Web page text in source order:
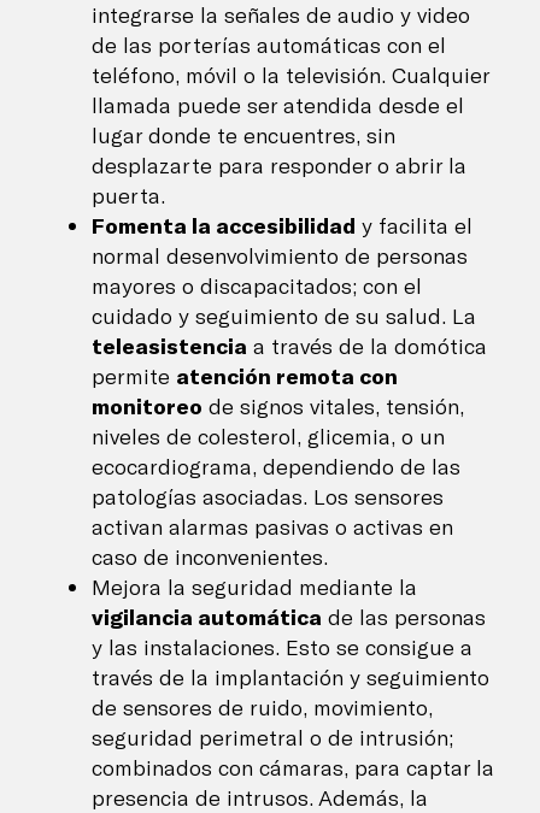
integrarse la señales de audio y video
de las porterías automáticas con el
teléfono, móvil o la televisión. Cualquier
llamada puede ser atendida desde el
lugar donde te encuentres, sin
desplazarte para responder o abrir la
puerta.
Fomenta la accesibilidad y facilita el
normal desenvolvimiento de personas
mayores o discapacitados; con el
cuidado y seguimiento de su salud. La
teleasistencia a través de la domótica
permite atención remota con
monitoreo de signos vitales, tensión,
niveles de colesterol, glicemia, o un
ecocardiograma, dependiendo de las
patologías asociadas. Los sensores
activan alarmas pasivas o activas en
caso de inconvenientes.
Mejora la seguridad mediante la
vigilancia automática de las personas
y las instalaciones. Esto se consigue a
través de la implantación y seguimiento
de sensores de ruido, movimiento,
seguridad perimetral o de intrusión;
combinados con cámaras, para captar la
presencia de intrusos. Además, la